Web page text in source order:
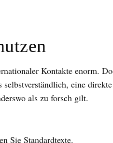
Kontakte enorm.
eine direkte
als zu forsch gilt.
Sie Standardtexte.